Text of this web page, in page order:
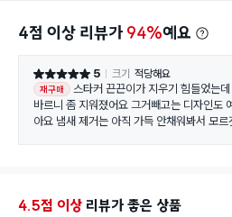
4점 이상 리뷰가 94%예요
별점 5점 5 크기 적당해요
재구매
스타커 끈끈이가 지우기 힘들었는
바르니 좀 지워졌어요 그거빼고는 디자인도 예쁘고 좋
아요 냄새 제거는 아직 가득 안채워봐서 모르
4.5점 이상 리뷰가 좋은 상품